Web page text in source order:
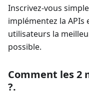
Inscrivez-vous
implémentez la APIs
utilisateurs la
possible.
Comment les 2
?.